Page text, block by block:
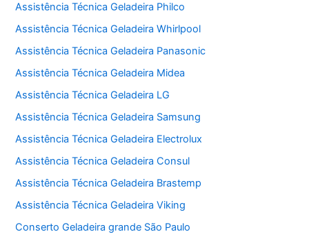
Assistência Técnica Geladeira Philco
Assistência Técnica Geladeira Whirlpool
Assistência Técnica Geladeira Panasonic
Assistência Técnica Geladeira Midea
Assistência Técnica Geladeira LG
Assistência Técnica Geladeira Samsung
Assistência Técnica Geladeira Electrolux
Assistência Técnica Geladeira Consul
Assistência Técnica Geladeira Brastemp
Assistência Técnica Geladeira Viking
Conserto Geladeira grande São Paulo